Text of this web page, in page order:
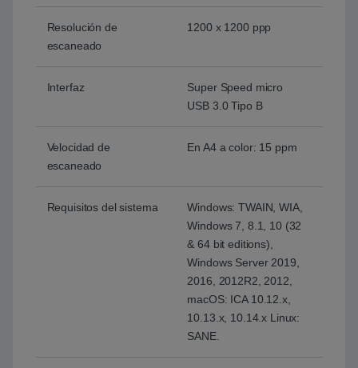
Resolución de
escaneado
1200 x 1200 ppp
Interfaz
Super Speed micro
USB 3.0 Tipo B
Velocidad de
escaneado
En A4 a color: 15 ppm
Requisitos del sistema
Windows: TWAIN, WIA,
Windows 7, 8.1, 10 (32
& 64 bit editions),
Windows Server 2019,
2016, 2012R2, 2012,
macOS: ICA 10.12.x,
10.13.x, 10.14.x Linux:
SANE.